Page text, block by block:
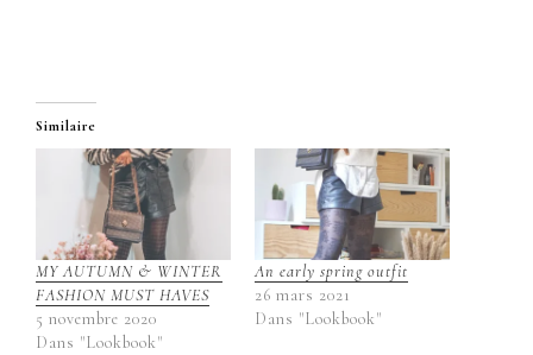
Similaire
MY AUTUMN & WINTER
FASHION MUST HAVES
5 novembre 2020
Dans "Lookbook"
An early spring outfit
26 mars 2021
Dans "Lookbook"